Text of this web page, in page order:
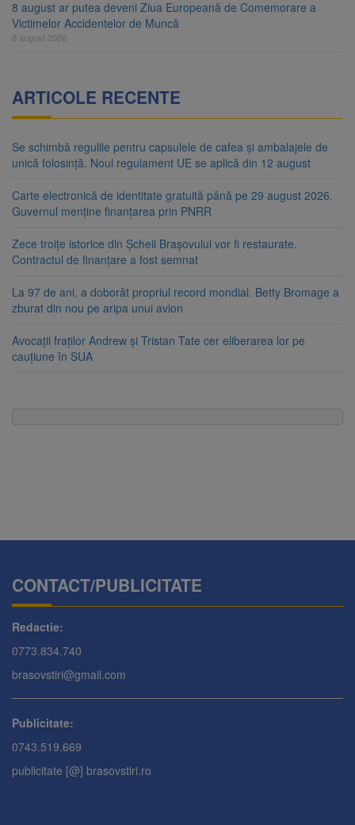
8 august ar putea deveni Ziua Europeană de Comemorare a
Victimelor Accidentelor de Muncă
8 august 2026
ARTICOLE RECENTE
Se schimbă regulile pentru capsulele de cafea și ambalajele de
unică folosință. Noul regulament UE se aplică din 12 august
Carte electronică de identitate gratuită până pe 29 august 2026.
Guvernul menține finanțarea prin PNRR
Zece troițe istorice din Șcheii Brașovului vor fi restaurate.
Contractul de finanțare a fost semnat
La 97 de ani, a doborât propriul record mondial. Betty Bromage a
zburat din nou pe aripa unui avion
Avocații fraților Andrew și Tristan Tate cer eliberarea lor pe
cauțiune în SUA
CONTACT/PUBLICITATE
Redactie:
0773.834.740
brasovstiri@gmail.com
Publicitate:
0743.519.669
publicitate [@] brasovstiri.ro